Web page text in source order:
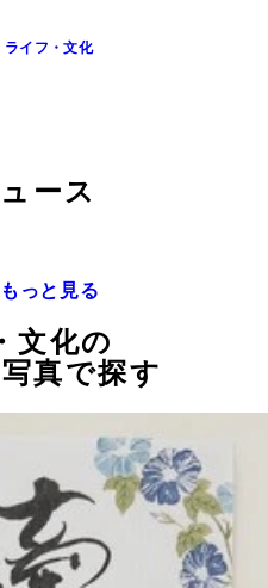
ライフ・文化
ース
っと見る
文化の
真で探す